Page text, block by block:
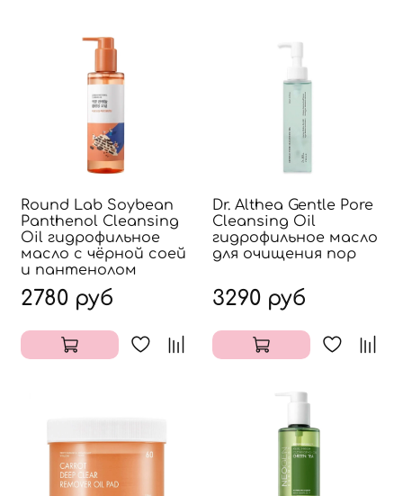
Round Lab Soybean
Panthenol Cleansing
Oil гидрофильное
масло с чёрной соей
и пантенолом
2780 руб
Dr. Althea Gentle Pore
Cleansing Oil
гидрофильное масло
для очищения пор
3290 руб